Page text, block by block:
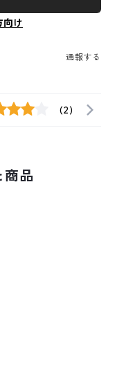
向け
通報する
(2)
品